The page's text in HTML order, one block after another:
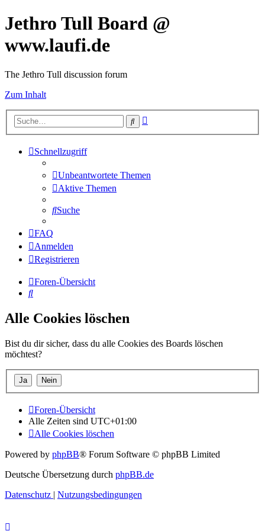
Jethro Tull Board @
www.laufi.de
The Jethro Tull discussion forum
Zum Inhalt
Suche
Schnellzugriff
Unbeantwortete Themen
Aktive Themen
Suche
FAQ
Anmelden
Registrieren
Foren-Übersicht
Suche
Alle Cookies löschen
Bist du dir sicher, dass du alle Cookies des Boards löschen
möchtest?
Foren-Übersicht
Alle Zeiten sind UTC+01:00
Alle Cookies löschen
Powered by phpBB® Forum Software © phpBB Limited
Deutsche Übersetzung durch phpBB.de
Datenschutz | Nutzungsbedingungen